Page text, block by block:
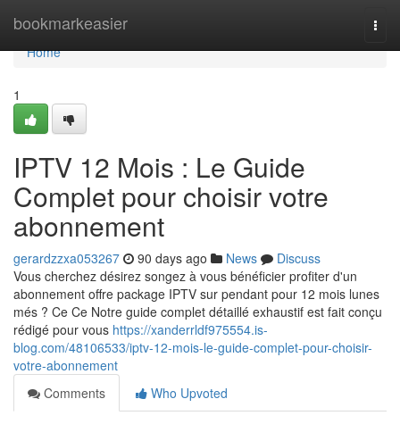
bookmarkeasier
Home
Home
1
IPTV 12 Mois : Le Guide
Complet pour choisir votre
abonnement
gerardzzxa053267 90 days ago News
Discuss
Vous cherchez désirez songez à vous bénéficier profiter d'un
abonnement offre package IPTV sur pendant pour 12 mois lunes
més ? Ce Ce Notre guide complet détaillé exhaustif est fait conçu
rédigé pour vous https://xanderrldf975554.is-
blog.com/48106533/iptv-12-mois-le-guide-complet-pour-choisir-
votre-abonnement
Comments
Who Upvoted